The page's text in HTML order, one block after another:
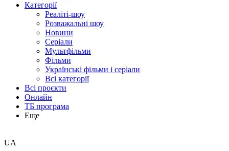
Категорії
Реаліті-шоу
Розважальні шоу
Новини
Серіали
Мультфільми
Фільми
Українські фільми і серіали
Всі категорії
Всі проєкти
Онлайн
ТБ програма
Еще
UA